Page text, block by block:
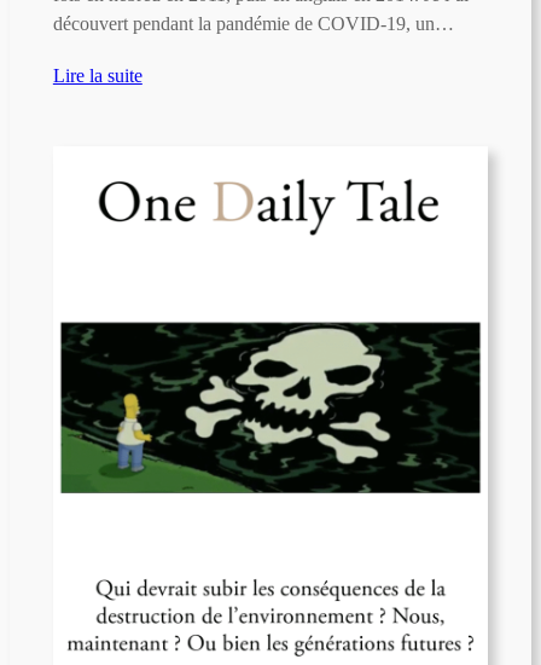
découvert pendant la pandémie de COVID-19, un…
Lire la suite